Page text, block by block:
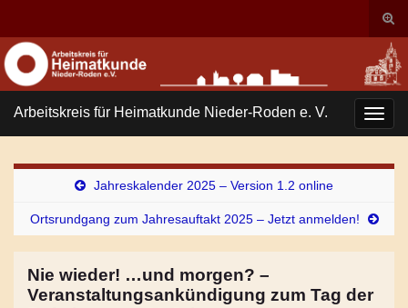
Search for:
Arbeitskreis für Heimatkunde Nieder-Roden e. V.
Jahreskalender 2025 – Version 1.2 online
Ortsrundgang zum Jahresauftakt 2025 – Jetzt anmelden!
Nie wieder! …und morgen? –
Veranstaltungsankündigung zum Tag der